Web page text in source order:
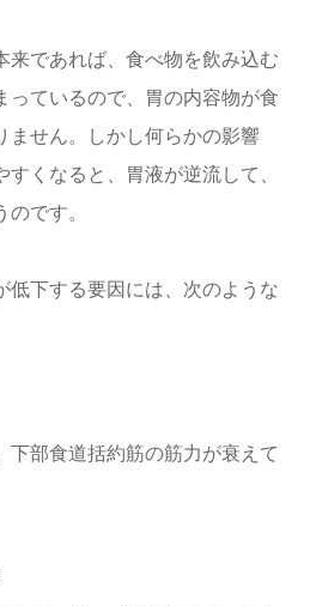
来であれば、食べ物を飲み込む
っているので、胃の内容物が食
ません。しかし何らかの影響
くなると、胃液が逆流して、
です。
低下する要因には、次のような
下部食道括約筋の筋力が衰えて